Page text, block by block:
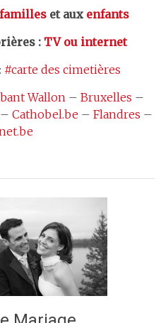
familleset aux enfants
: TV ou internet
#carte des cimetières
Wallon– Bruxelles –
Cathobel.be – Flandres –